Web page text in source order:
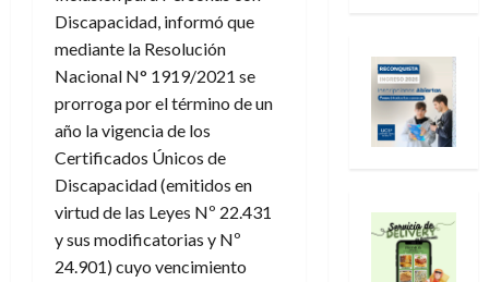
Discapacidad, informó que
mediante la Resolución
Nacional N° 1919/2021 se
prorroga por el término de un
año la vigencia de los
Certificados Únicos de
Discapacidad (emitidos en
virtud de las Leyes Nº 22.431
y sus modificatorias y Nº
24.901) cuyo vencimiento